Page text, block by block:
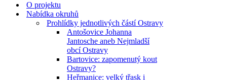
O projektu
Nabídka okruhů
Prohlídky jednotlivých částí Ostravy
Antošovice Johanna
Jantosche aneb Nejmladší
obcí Ostravy
Bartovice: zapomenutý kout
Ostravy?
Heřmanice: velký třask i